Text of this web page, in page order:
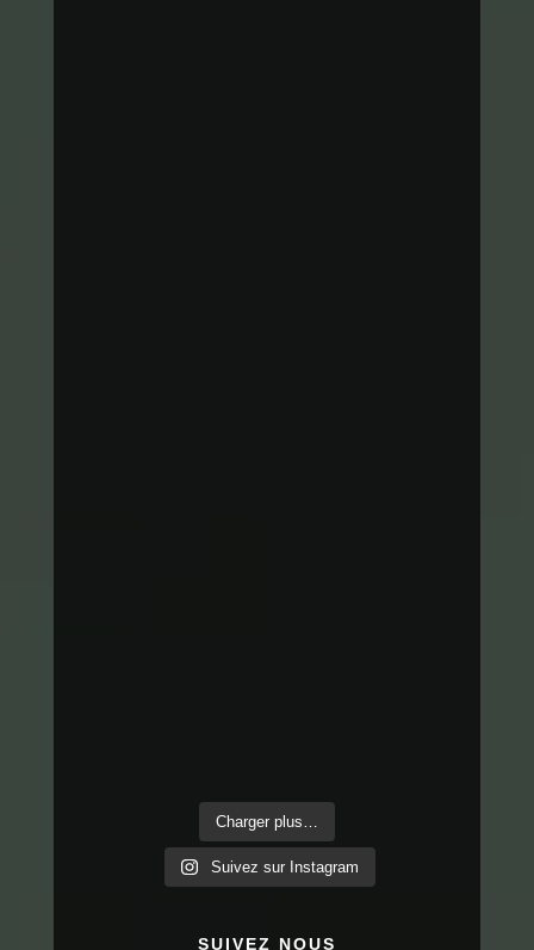
Charger plus…
Suivez sur Instagram
SUIVEZ NOUS